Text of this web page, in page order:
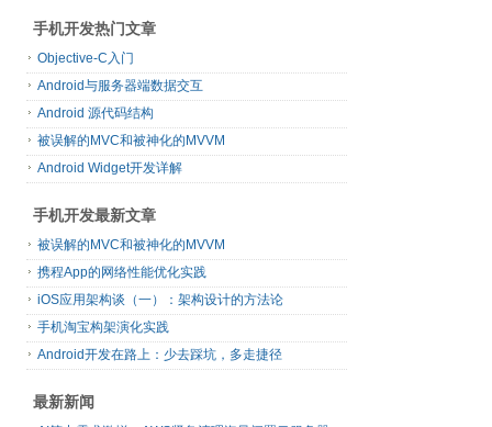
手机开发热门文章
Objective-C入门
Android与服务器端数据交互
Android 源代码结构
被误解的MVC和被神化的MVVM
Android Widget开发详解
手机开发最新文章
被误解的MVC和被神化的MVVM
携程App的网络性能优化实践
iOS应用架构谈（一）：架构设计的方法论
手机淘宝构架演化实践
Android开发在路上：少去踩坑，多走捷径
最新新闻